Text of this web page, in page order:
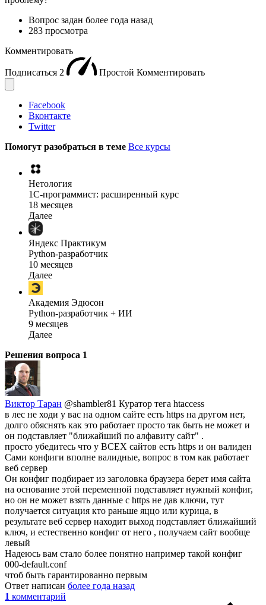
Вопрос задан более года назад
283 просмотра
Комментировать
Подписаться 2 Простой Комментировать
Facebook
Вконтакте
Twitter
Помогут разобраться в теме Все курсы
Нетология
1C-программист: расширенный курс
18 месяцев
Далее
Яндекс Практикум
Python-разработчик
10 месяцев
Далее
Академия Эдюсон
Python-разработчик + ИИ
9 месяцев
Далее
Решения вопроса 1
Виктор Таран @shambler81 Куратор тега htaccess
в лес не ходи у вас на одном сайте есть https на другом нет,
долго обяснять как это работает просто так быть не может и
он подставляет "ближайший по алфавиту сайт" .
просто убедитесь что у ВСЕХ сайтов есть https и он валиден
Сами конфиги вполне валидные, вопрос в том как работает
веб сервер
Он конфиг подбирает из заголовка браузера берет имя сайта
на основание этой переменной подставляет нужный конфиг,
но он не может взять данные с https не дав ключи, тут
получается ситуация кто раньше яццо или курица, в
результате веб сервер находит выход подставляет ближайший
ключ, и естественно конфиг от него , получаем сайт вообще
левый
Надеюсь вам стало более понятно например такой конфиг
000-default.conf
чтоб быть гарантированно первым
Ответ написан более года назад
1 комментарий